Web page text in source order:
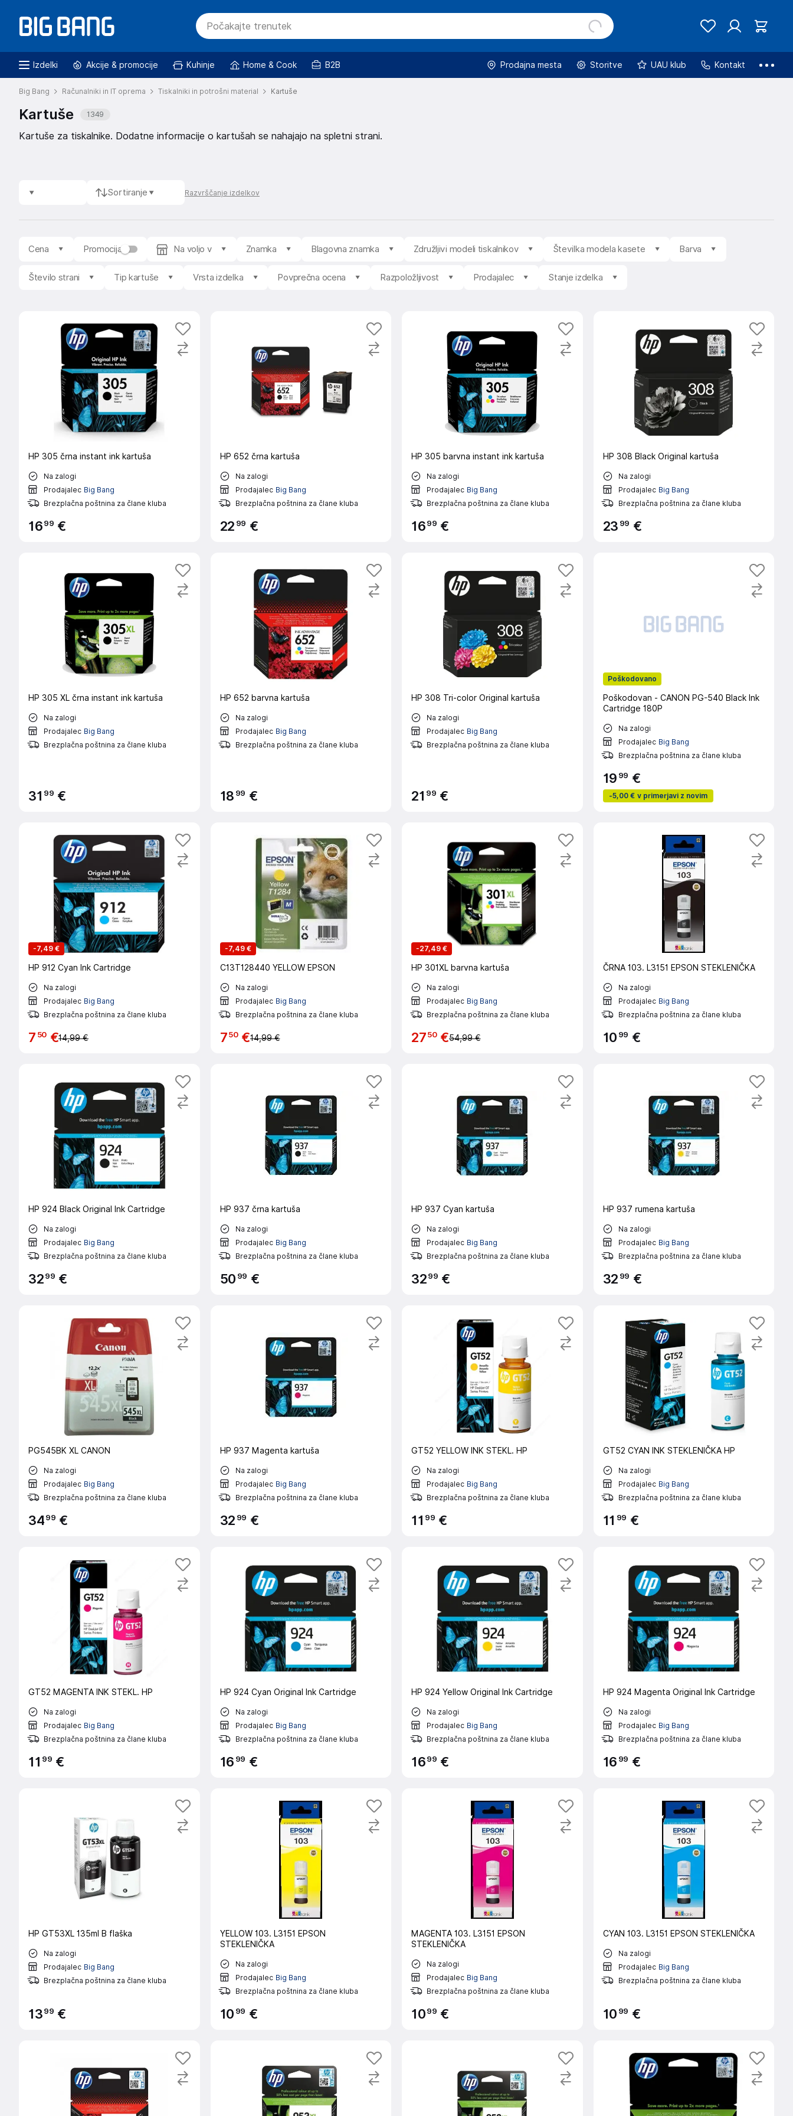
Izdelki Akcije & promocije Kuhinje Home & Cook B2B Prodajna mesta Storitve UAU klub Kontakt
Big Bang Računalniki in IT oprema Tiskalniki in potrošni material Kartuše
Kartuše 1349
Kartuše za tiskalnike. Dodatne informacije o kartušah se nahajajo na spletni strani.
Sortiranje Razvrščanje izdelkov
Cena Promocija Na voljo v Znamka Blagovna znamka Združljivi modeli tiskalnikov Številka modela kasete Barva
Število strani Tip kartuše Vrsta izdelka Povprečna ocena Razpoložljivost Prodajalec Stanje izdelka
HP 305 črna instant ink kartuša
Na zalogi
Prodajalec Big Bang
Brezplačna poštnina za člane kluba
1699 €
HP 652 črna kartuša
Na zalogi
Prodajalec Big Bang
Brezplačna poštnina za člane kluba
22 99 €
HP 305 barvna instant ink kartuša
Na zalogi
Prodajalec Big Bang
Brezplačna poštnina za člane kluba
1699 €
HP 308 Black Original kartuša
Na zalogi
Prodajalec Big Bang
Brezplačna poštnina za člane kluba
23 99 €
HP 305 XL črna instant ink kartuša
Na zalogi
Prodajalec Big Bang
Brezplačna poštnina za člane kluba
31 99 €
HP 652 barvna kartuša
Na zalogi
Prodajalec Big Bang
Brezplačna poštnina za člane kluba
18 99 €
HP 308 Tri-color Original kartuša
Na zalogi
Prodajalec Big Bang
Brezplačna poštnina za člane kluba
21 99 €
Poškodovano
Poškodovan - CANON PG-540 Black Ink
Cartridge 180P
Na zalogi
Prodajalec Big Bang
Brezplačna poštnina za člane kluba
19 99 €
-5,00 € v primerjavi z novim
-7,49 €
HP 912 Cyan Ink Cartridge
Na zalogi
Prodajalec Big Bang
Brezplačna poštnina za člane kluba
7 50 €14,99 €
-7,49 €
C13T128440 YELLOW EPSON
Na zalogi
Prodajalec Big Bang
Brezplačna poštnina za člane kluba
750 €14,99 €
-27,49 €
HP 301XL barvna kartuša
Na zalogi
Prodajalec Big Bang
Brezplačna poštnina za člane kluba
2750 €54,99 €
ČRNA 103. L3151 EPSON STEKLENIČKA
Na zalogi
Prodajalec Big Bang
Brezplačna poštnina za člane kluba
10 99 €
HP 924 Black Original Ink Cartridge
Na zalogi
Prodajalec Big Bang
Brezplačna poštnina za člane kluba
3299 €
HP 937 črna kartuša
Na zalogi
Prodajalec Big Bang
Brezplačna poštnina za člane kluba
50 99 €
HP 937 Cyan kartuša
Na zalogi
Prodajalec Big Bang
Brezplačna poštnina za člane kluba
3299 €
HP 937 rumena kartuša
Na zalogi
Prodajalec Big Bang
Brezplačna poštnina za člane kluba
32 99 €
PG545BK XL CANON
Na zalogi
Prodajalec Big Bang
Brezplačna poštnina za člane kluba
3499 €
HP 937 Magenta kartuša
Na zalogi
Prodajalec Big Bang
Brezplačna poštnina za člane kluba
32 99 €
GT52 YELLOW INK STEKL. HP
Na zalogi
Prodajalec Big Bang
Brezplačna poštnina za člane kluba
11 99 €
GT52 CYAN INK STEKLENIČKA HP
Na zalogi
Prodajalec Big Bang
Brezplačna poštnina za člane kluba
11 99 €
GT52 MAGENTA INK STEKL. HP
Na zalogi
Prodajalec Big Bang
Brezplačna poštnina za člane kluba
11 99 €
HP 924 Cyan Original Ink Cartridge
Na zalogi
Prodajalec Big Bang
Brezplačna poštnina za člane kluba
16 99 €
HP 924 Yellow Original Ink Cartridge
Na zalogi
Prodajalec Big Bang
Brezplačna poštnina za člane kluba
1699 €
HP 924 Magenta Original Ink Cartridge
Na zalogi
Prodajalec Big Bang
Brezplačna poštnina za člane kluba
16 99 €
HP GT53XL 135ml B flaška
Na zalogi
Prodajalec Big Bang
Brezplačna poštnina za člane kluba
1399 €
YELLOW 103. L3151 EPSON
STEKLENIČKA
Na zalogi
Prodajalec Big Bang
Brezplačna poštnina za člane kluba
10 99 €
MAGENTA 103. L3151 EPSON
STEKLENIČKA
Na zalogi
Prodajalec Big Bang
Brezplačna poštnina za člane kluba
1099 €
CYAN 103. L3151 EPSON STEKLENIČKA
Na zalogi
Prodajalec Big Bang
Brezplačna poštnina za člane kluba
10 99 €